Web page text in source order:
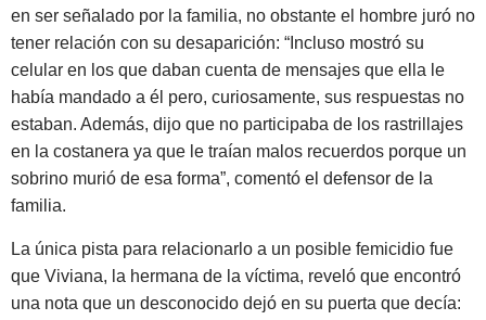
en ser señalado por la familia, no obstante el hombre juró no
tener relación con su desaparición: “Incluso mostró su
celular en los que daban cuenta de mensajes que ella le
había mandado a él pero, curiosamente, sus respuestas no
estaban. Además, dijo que no participaba de los rastrillajes
en la costanera ya que le traían malos recuerdos porque un
sobrino murió de esa forma”, comentó el defensor de la
familia.
La única pista para relacionarlo a un posible femicidio fue
que Viviana, la hermana de la víctima, reveló que encontró
una nota que un desconocido dejó en su puerta que decía: